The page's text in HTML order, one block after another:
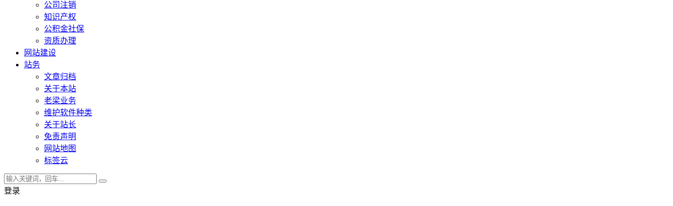
公司注销
知识产权
公积金社保
资质办理
网站建设
站务
文章归档
关于本站
老梁业务
维护软件种类
关于站长
免责声明
网站地图
标签云
登录